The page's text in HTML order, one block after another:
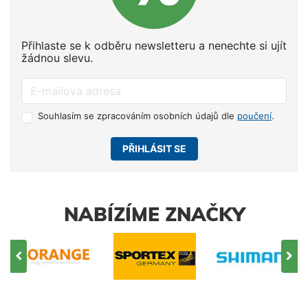
Přihlaste se k odběru newsletteru a nenechte si ujít
žádnou slevu.
Souhlasím se zpracováním osobních údajů dle poučení.
PŘIHLÁSIT SE
NABÍZÍME ZNAČKY